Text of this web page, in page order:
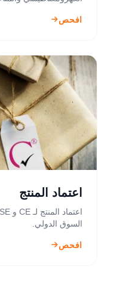
افحص
اعتماد المنتج
السوق الدولي.
افحص